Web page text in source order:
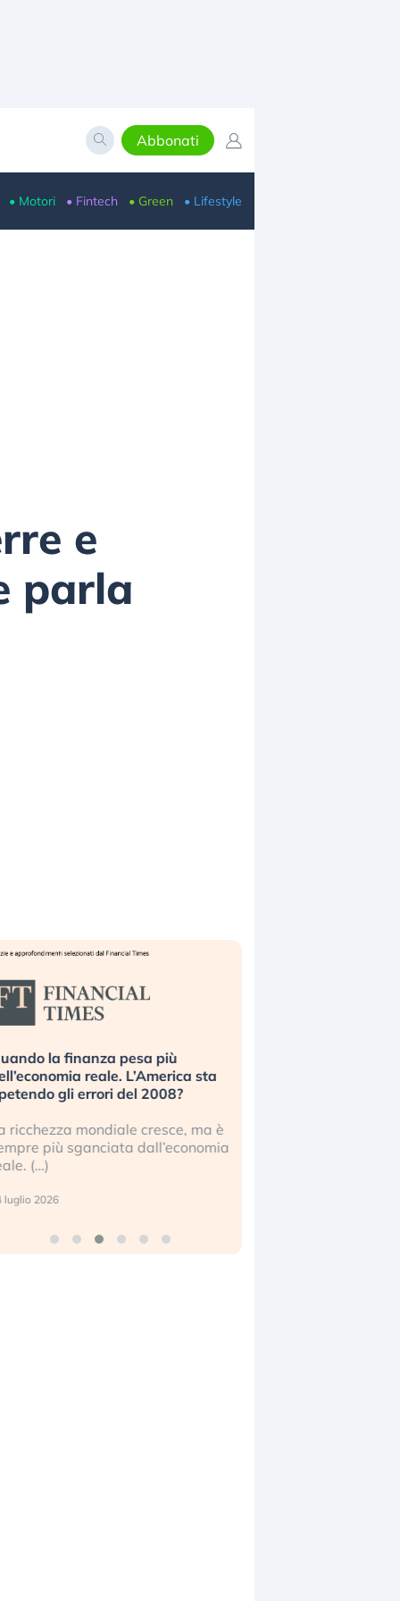
Abbonati
• Motori • Fintech • Green • Lifestyle
e
parla
la finanza pesa più
reale. L’America sta
gli errori del 2008?
ricchezza mondiale cresce, ma è
più sganciata dall’economia
(…)
luglio 2026